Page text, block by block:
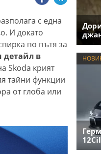
с една
И докато
по пътя за
детайл в
Skoda крият
тайни функции
от глоба или